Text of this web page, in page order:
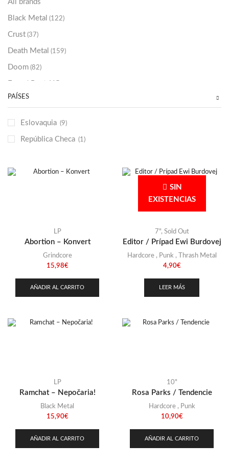
All brands
Black Metal (122)
Crust (37)
Death Metal (159)
Doom (82)
Grindcore
PAÍSES
Eslovaquia (9)
República Checa (1)
LP
Abortion – Konvert
Grindcore
15,98€
AÑADIR AL CARRITO
SIN
EXISTENCIAS
7", Sold Out
Editor / Prípad Ewi Burdovej
Hardcore, Punk ,
Thrash Metal
4,90€
LEER MÁS
LP
Ramchat – Nepočaria!
Black Metal
15,90€
AÑADIR AL CARRITO
10"
Rosa Parks / Tendencie
Hardcore, Punk
10,90€
AÑADIR AL CARRITO